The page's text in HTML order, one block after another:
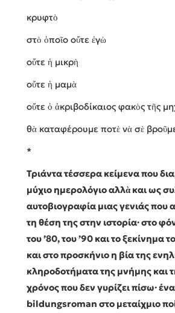
κρυφτὸ
στὸ ὁποῖο οὔτε ἐγὼ
οὔτε ἡ μικρὴ
οὔτε ἡ μαμὰ
οὔτε ὁ ἀκριβοδίκαιος φακὸς τῆς
θὰ καταφέρουμε ποτὲ νὰ σὲ
*
Τριάντα τέσσερα κείμενα που
μύχιο ημερολόγιο αλλὰ και ως
αυτοβιογραφία μιας γενιάς
τη θέση της στην ιστορία· στο
του ’80, του ’90 και το ξεκίνημα
και στο προσκήνιο η βία της
κληροδοτήματα της μνήμης και
χρόνος που δεν γυρίζει πίσω·
bildungsroman στο μεταίχμιο